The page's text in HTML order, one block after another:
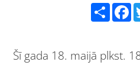
Facebook
Šī gada 18. maijā plkst.